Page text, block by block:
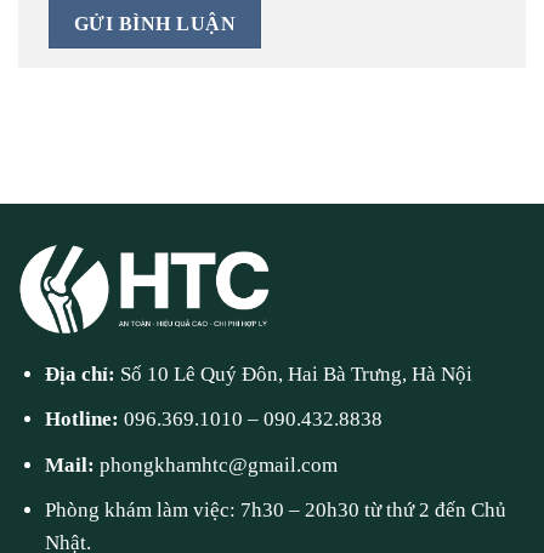
Địa chỉ: Số 10 Lê Quý Đôn, Hai Bà Trưng, Hà Nội
Hotline:096.369.1010 –090.432.8838
Mail:phongkhamhtc@gmail.com
Phòng khám làm việc: 7h30 – 20h30 từ thứ 2 đến Chủ
Nhật.